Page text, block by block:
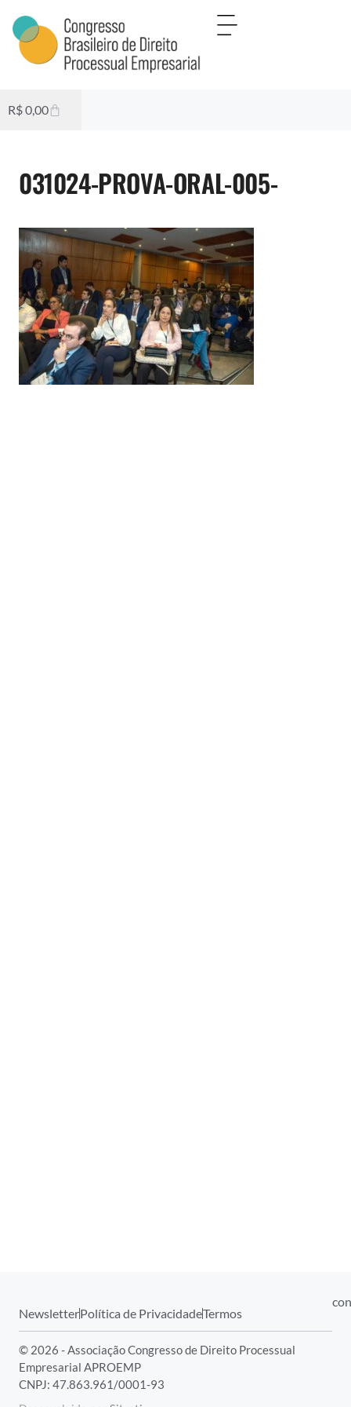
R$0,00
031024-PROVA-ORAL-005-
NewsletterPolítica de PrivacidadeTermos
© 2026 - Associação Congresso de Direito Processual
Empresarial APROEMP
CNPJ: 47.863.961/0001-93